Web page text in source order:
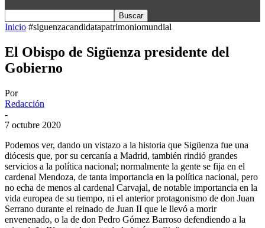
Inicio #siguenzacandidatapatrimoniomundial
El Obispo de Sigüenza presidente del
Gobierno
Por
Redacción
-
7 octubre 2020
Podemos ver, dando un vistazo a la historia que Sigüenza fue una
diócesis que, por su cercanía a Madrid, también rindió grandes
servicios a la política nacional; normalmente la gente se fija en el
cardenal Mendoza, de tanta importancia en la política nacional, pero
no echa de menos al cardenal Carvajal, de notable importancia en la
vida europea de su tiempo, ni el anterior protagonismo de don Juan
Serrano durante el reinado de Juan II que le llevó a morir
envenenado, o la de don Pedro Gómez Barroso defendiendo a la